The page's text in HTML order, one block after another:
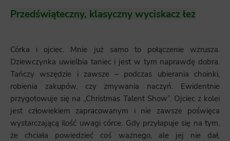
Przedświąteczny, klasyczny wyciskacz łez
Córka i ojciec. Mnie już samo to połączenie wzrusza.
Dziewczynka uwielbia taniec i jest w tym naprawdę dobra.
Tańczy wszędzie i zawsze – podczas ubierania choinki,
robienia zakupów, czy zmywania naczyń. Ewidentnie
przygotowuje się na „Christmas Talent Show”. Ojciec z kolei
jest człowiekiem zapracowanym i nie zawsze poświęca
wystarczającą ilość uwagi córce. Gdy przyłapuje się na tym,
że chciała powiedzieć coś ważnego, ale jej nie dał,